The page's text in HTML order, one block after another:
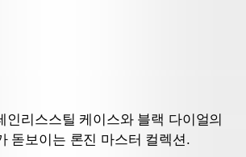
인리스스틸 케이스와 블랙 다이얼의
돋보이는 론진 마스터 컬렉션.